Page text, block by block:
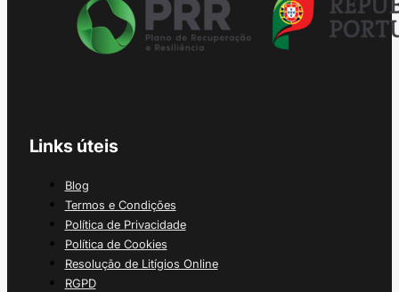
Links úteis
Blog
Termos e Condições
Política de Privacidade
Política de Cookies
Resolução de Litígios Online
RGPD